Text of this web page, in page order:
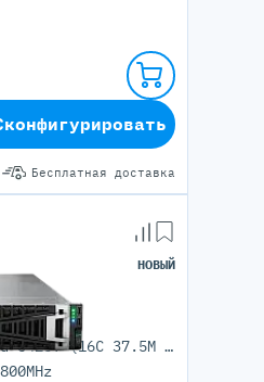
Бесплатная доставка
НОВЫЙ
1x Intel Xeon Gold 6426Y (16C 37.5M Cache 2.50 GHz)